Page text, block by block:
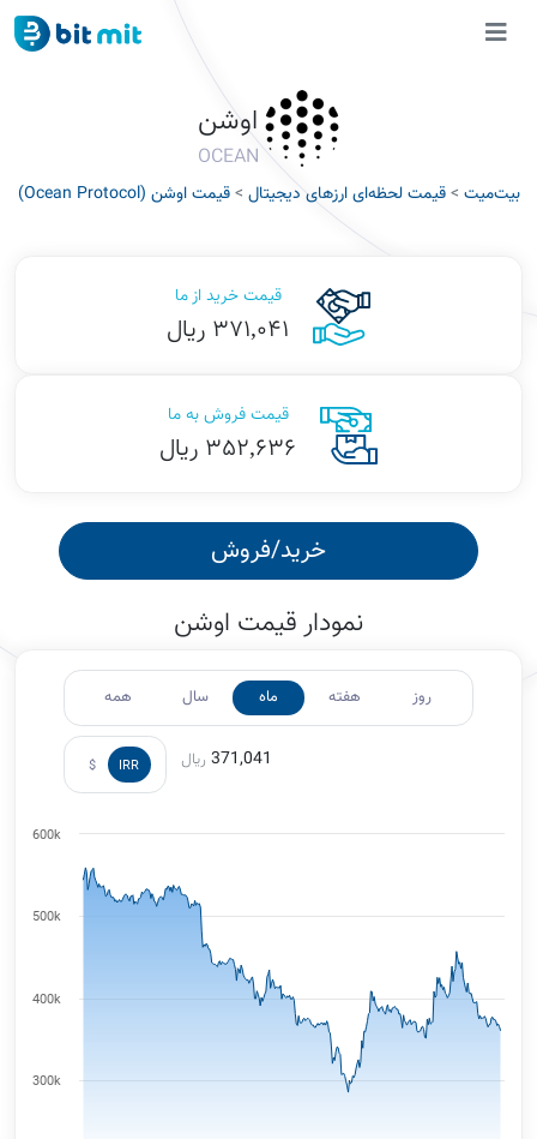
اوشن
OCEAN
بیت‌میت >قیمت لحظه‌ای ارزهای دیجیتال >قیمت اوشن (Ocean Protocol)
قیمت خرید از ما
371,041 ریال
قیمت فروش به ما
352,636 ریال
خرید/فروش
نمودار قیمت اوشن
روز هفته ماه سال همه
ریال 371,041
IRR
$
300k
400k
500k
600k